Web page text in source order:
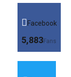
Facebook
5,883Fans